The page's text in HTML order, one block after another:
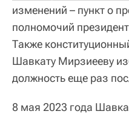
изменений – пункт о
полномочий
Также
Шавкату Мирзиееву
должность еще раз
8 мая 2023 года